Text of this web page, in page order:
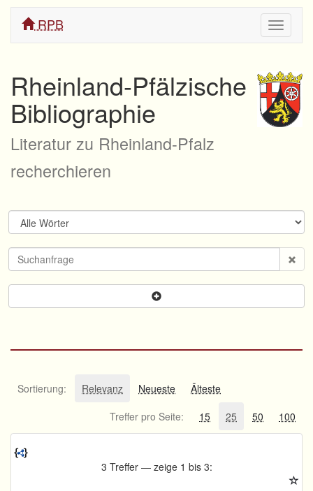
ein/
RPB
Rheinland-Pfälzische
Bibliographie
Literatur zu Rheinland-Pfalz
recherchieren
Sortierung: Relevanz Neueste
Älteste
Treffer pro Seite:
15 25 50 100
3 Treffer — zeige 1 bis 3: